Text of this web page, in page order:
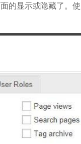
的显示或隐藏了。